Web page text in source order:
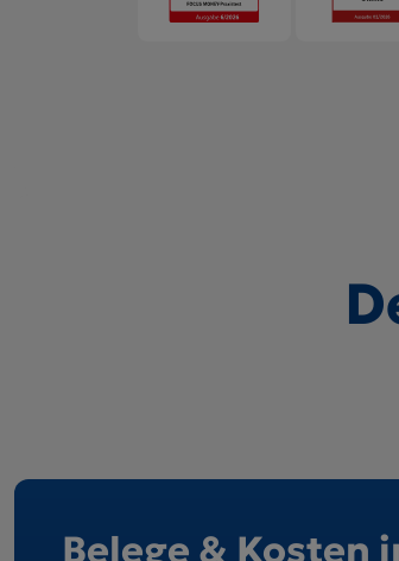
Belege & Kosten